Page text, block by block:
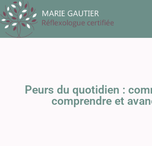
Peurs du quotidien :
comprendre et